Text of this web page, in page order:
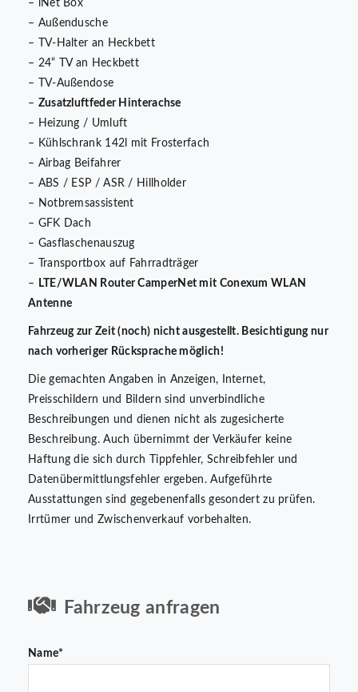
– iNet Box
– Außendusche
– TV-Halter an Heckbett
– 24“ TV an Heckbett
– TV-Außendose
– Zusatzluftfeder Hinterachse
– Heizung / Umluft
– Kühlschrank 142l mit Frosterfach
– Airbag Beifahrer
– ABS / ESP / ASR / Hillholder
– Notbremsassistent
– GFK Dach
– Gasflaschenauszug
– Transportbox auf Fahrradträger
–
LTE/WLAN Router CamperNet mit Conexum WLAN
Antenne
Fahrzeug zur Zeit (noch) nicht ausgestellt. Besichtigung nur
nach vorheriger Rücksprache möglich!
Die gemachten Angaben in Anzeigen, Internet,
Preisschildern und Bildern sind unverbindliche
Beschreibungen und dienen nicht als zugesicherte
Beschreibung. Auch übernimmt der Verkäufer keine
Haftung die sich durch Tippfehler, Schreibfehler und
Datenübermittlungsfehler ergeben. Aufgeführte
Ausstattungen sind gegebenenfalls gesondert zu prüfen.
Irrtümer und Zwischenverkauf vorbehalten.
Fahrzeug anfragen
Name*